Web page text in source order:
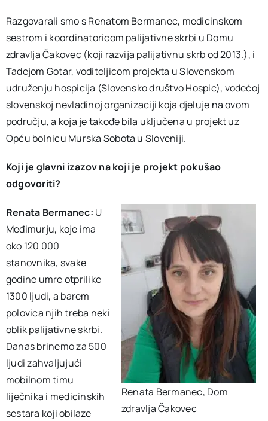
Razgovarali smo s Renatom Bermanec, medicinskom
sestrom i koordinatoricom palijativne skrbi u Domu
zdravlja Čakovec (koji razvija palijativnu skrb od 2013.), i
Tadejom Gotar, voditeljicom projekta u Slovenskom
udruženju hospicija (Slovensko društvo Hospic), vodećoj
slovenskoj nevladinoj organizaciji koja djeluje na ovom
području, a koja je takođe bila uključena u projekt uz
Opću bolnicu Murska Sobota u Sloveniji.
Koji je glavni izazov na koji je projekt pokušao
odgovoriti?
Renata Bermanec, Dom
zdravlja Čakovec
Renata Bermanec: U
Međimurju, koje ima
oko 120 000
stanovnika, svake
godine umre otprilike
1300 ljudi, a barem
polovica njih treba neki
oblik palijativne skrbi.
Danas brinemo za 500
ljudi zahvaljujući
mobilnom timu
liječnika i medicinskih
sestara koji obilaze